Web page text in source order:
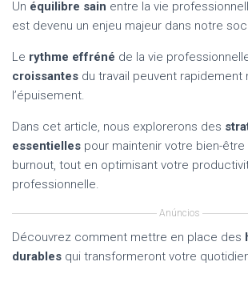
Un équilibre sain entre la vie
est devenu un enjeu majeur dans notre
Le rythme effréné de la vie
croissantes du travail peuvent rapidement
l’épuisement.
Dans cet article, nous explorerons des
essentielles pour maintenir votre bien-
burnout, tout en optimisant votre
professionnelle.
Anúncios
Découvrez comment mettre en place des
durables qui transformeront votre